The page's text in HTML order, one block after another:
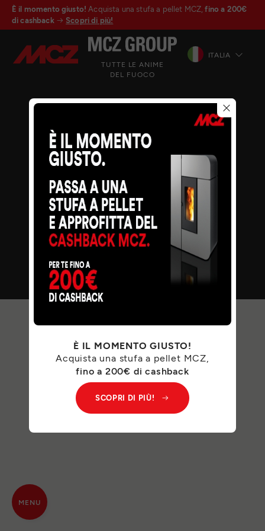
È il momento giusto! Acquista una stufa a pellet MCZ, fino a 200€
di cashback
Scopri di più!
ITALIA
TUTTE LE ANIME
DEL FUOCO
Privacy Policy
Note legali
Whistleblowing
Cookie
Mappa del sito
© MCZ Group S.p.a. 2023-2026
P.IVA n. 01791730938
MENU
È IL MOMENTO GIUSTO!
Acquista una stufa a pellet MCZ,
fino a 200€ di cashback
SCOPRI DI PIÙ!